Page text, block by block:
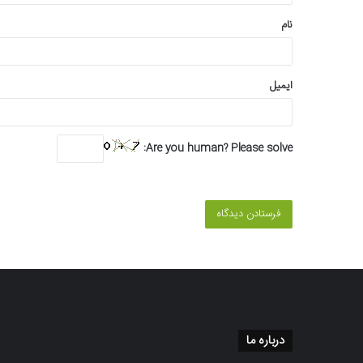
*
نام
ایمیل
Are you human? Please solve:
درباره ما